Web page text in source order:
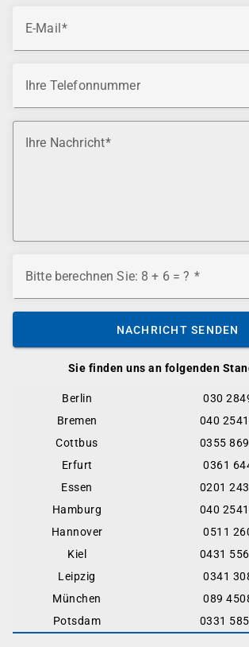
Sie finden uns an folgenden
Berlin
030
Bremen
040
Cottbus
0355
Erfurt
0361
Essen
0201
Hamburg
040
Hannover
0511
Kiel
0431
Leipzig
0341
München
089
Potsdam
0331
E-Mail
Ihre Telefonnummer
Ihre Nachricht
Bitte berechnen Sie: 8 + 6 = ?
NACHRICHT SENDEN